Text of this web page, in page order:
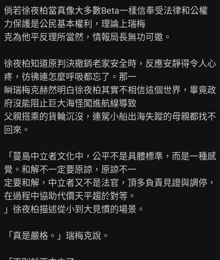
倘若徐夜柏當真像大多數Beta一樣信奉受法律和公權
力保護是公民基本權利，理論上瑞梅
克為他平反理所當然，情報局長無功可邀。
徐夜柏知道原判決撤銷老家安全時，反應安靜得令人心
疼，彷彿連怎麼呼吸都忘了。那一
瞬瑞梅克赫然明白徐夜柏其實不相信這個世界，畢竟政
府沒能阻止巨大海怪闖進航線導致
父親搭乘的貨輪沉沒，連駕小船出海失蹤的母親都找不
回來。
「蔓島中立者文化中，公平不是具體標準，而是一種感
覺。和解不一定要原諒，原諒不一
定要和解，中立者又不是法官，頂多負責見證與調停，
在過程中協助代價天平趨於對等。
」徐夜柏描述從小到大見慣的場景。
「真是嚴格。」瑞梅克說。